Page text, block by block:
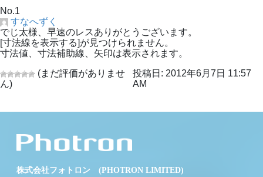
No.1
すなへずく
でじ太様、早速のレスありがとうございます。
[寸法線を表示する]が見つけられません。
寸法値、寸法補助線、矢印は表示されます。
(まだ評価がありませ
ん)
投稿日: 2012年6月7日 11:57
AM
株式会社フォトロン (PHOTRON LIMITED)